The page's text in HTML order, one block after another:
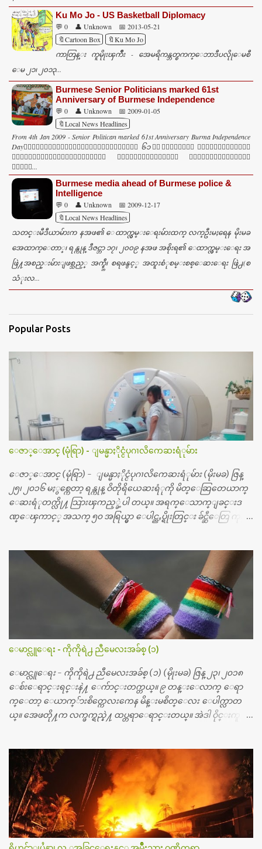
Ku Mo Jo - US Basketball Diplomacy
💬 0 👤 Unknown
📅 2013-05-21
🔖Cartoon Box
🔖Ku Mo Jo
ကာတြန္း ကူမိုုးၾကိဳး - အေမရိကန္ဘတ္စကက္ေဘာဒီပလိုုေမစီ
ေမ ၂၁၊ ၂၀၁၃...
Burmese Senior Politicians marked 61st
Anniversary of Burmese Independence
💬 0 👤 Unknown
📅 2009-01-05
🔖Local News Headlines
From 4th Jan 2009 - Senior Politican marked 61st Anniversary Burma Independence
Day၀ါရင့္ႏိုင္ငံေရးသမားၾကီးမ်ား ၆၁ ႏွစ္ေျမာက္ လြတ္လပ္ေရးေန႔
က်င္းပ၊သေဘာထားေၾကညာခ်က္ ထုတ္ျပန္မိုးမခ၊ ဓာတ္ပုံသတင္းဇန္
န၀ါရီ...
Burmese media ahead of Burmese police &
Intelligence
💬 0 👤 Unknown
📅 2009-12-17
🔖Local News Headlines
သတင္းမီဒီယာမ်ားက နအဖ၏ ေထာက္လွမ္းေရးမ်ားထက္ လက္ဦးမႈရေန မိုးမခ
အေထာက္ေတာ္၊ ရန္ကုန္ ဒီဇင္ဘာ ၁၇၊ ၂၀၀၉ နအဖ အစိုးရ၏ ေထာက္လွမ္းေရး အ
ဖြဲ႔အစည္းမ်ားျဖစ္သည့္ အက္စ္ဘီ၊ စရဖနွင့္ အထူးစံုစမ္းစစ္ေဆးေရး ဖြဲ႕(စ
သံုးလ...
Popular Posts
ေဇာ္ေအာင္ (မုံရြာ) - ျမန္မာႏိုင္ငံပုဂၢလိကေဆးရံုမ်ား
ေဇာ္ေအာင္ (မုံရြာ) - ျမန္မာႏိုင္ငံပုဂၢလိကေဆးရံုမ်ား (မိုးမခ) ဇြန္
၂၅၊ ၂၀၁၆ မႏွစ္ကေတာ့ ရန္ကုန္ ဝိတိုရိယေဆးရံုကို မိတ္ေဆြတေယာက္
ေဆးရံုတက္လို႔ သြားၾကည့္ခဲ့ပါ တယ္။ အရက္ေသာက္ျခင္းဒ
ဏ္ေၾကာင့္ အသက္ ၅၀ အရြယ္မွာ ေပါင္ညႇပ္ရိုးတြင္း ခ်င္ဆီေတြ ကုန္ခ
စၿပီး၊ အာရွေတာ္ဝင္ခြဲစိတ္ခန္းကို ငွားရမ္းခြဲစိတ္ အရိုးအစားထိုးကုပါတ
ယ္။ ေဆးစစ္၊ေဆးဝယ္၊ ခြဲစိတ္ကု၊ အရိုးအစားထိုးပစၥည္း စတဲ့စရိ
တ္ေတြနဲ႔ေဆးရံုမွာ ၂ ပတ္ေနထိုင္စရိတ္ သိန္း ၇၀ ေလာက္ ကုန္သြား
ပါတယ္။ သူငယ္ခ်င္းျဖစ္သူကို လာေတြ႔ရင္း ဟိုတယ္လို သန္႔ရွင္းသ
ပ္ရပ္တဲ့ ဝိတိုရိယေဆးရံုမွာ စီတီစကင္ နဲ႔ အမ္အာအိုင္1 စက္ခန္းကိုေ
တြ႔လို႔ေမးၾကည့္ေတာ့ တခါစမ္းရင္ က်ပ္တသိန္းေက်ာ္ က်သင့္
တယ္သိရပါတယ္။ တခါတေလ ကိုယ္လက္ေျခ၊ ဦးေႏွာက္ေတြ အေသး
စိတ္ၾကည့္လိုရင္ ဒီစက္ၾကီးေတြနဲ႔ စမ္းသပ္ရပါတယ္။ ခႏၱာကိုယ္အစိတ္ပို
င္း ကလီစာေတြကိုၾကည့္ရႈတဲ့ အာလထရာေဆာင္း2 စက္ေတြ
ကေတာ့ ေစ်းသိပ္မႀကီးလို႔ ျမန္မာျပည္ေဆးရံုတိုင္းရွိပါတယ္။
တစ္ခါစမ္းရင္ က်ပ္တစ္ေသာင္းေလာက္ က်သင့္ပါတယ္။ စာေရးသူ လြ
န္ခဲ့တဲ့ (၂)...
ေမာင္လူေရး - ကိုကိုရဲ႕ ညီမေလးအခ်စ္ (၁)
ေမာင္လူေရး - ကိုကိုရဲ႕ ညီမေလးအခ်စ္ (၁) (မိုုးမခ) ဇြန္ ၂၃၊ ၂၀၁၈
ေစ်းေရာင္းရင္းနဲ႔ ေက်ာင္းတက္တယ္။ ၉ တန္းေလာက္ ေရာ
က္ေတာ့ ေယာက္်ားစိတ္ကေလးကေန မိန္းမစိတ္ေလး ေပါက္လာတ
ယ္။ အေဖတို႔က လက္ဖက္ရည္နဲ႔ ထပ္တရာေရာင္းတယ္။ အဲဒါ ဝိုင္းကူ
တယ္။ ပန္းပန္တယ္။ မိန္းကေလး အဝတ္အစားေတြကိုလည္း ခုိးဝတ္တ
ယ္။ မိန္းမစိတ္ရွိေတာ့ ရွိေပမယ့္ ကိုယ့္ကိုယ္ကို မိန္းမစိတ္ေပါက္မွန္း
သိတာက ၉ တန္း၊ ၁၀ တန္းေလာက္ကမွ။ ညီအစ္ကို ေမာင္နွမ အားလံုး ၆
ေယာက္ရွိတယ္။ အစ္ကို ၃ ေယာက္၊ အစ္မ ႏွစ္ေယာက္။ အစ္ကိုေတြက
လည္း သူ႔ အေပါင္းအသင္းနဲ႔ သူဆိုေတာ့ အမေတြနဲ႔ဘဲ ေပါ
င္းတယ္။ ျပီးေတာ့ အေဖကလည္း ေယာက္်ားဆုိ ေယာ
က္်ားေလးလုိဘဲ ေနေစခ်င္တယ္။ အေဖ့ကို ေၾကာက္လည္း ေၾကာ